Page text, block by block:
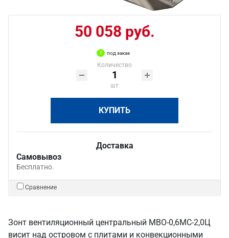
50 058 руб.
под заказ
Количество
шт
КУПИТЬ
Доставка
Самовывоз
Бесплатно.
Сравнение
Зонт вентиляционный центральный МВО-0,6МС-2,0Ц
висит над островом с плитами и конвекционными